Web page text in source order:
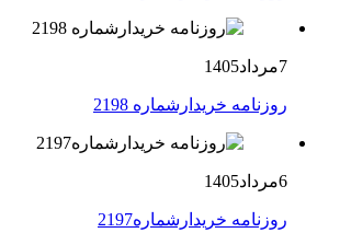
7مرداد1405
روزنامه خریدارشماره 2198
6مرداد1405
روزنامه خریدارشماره2197